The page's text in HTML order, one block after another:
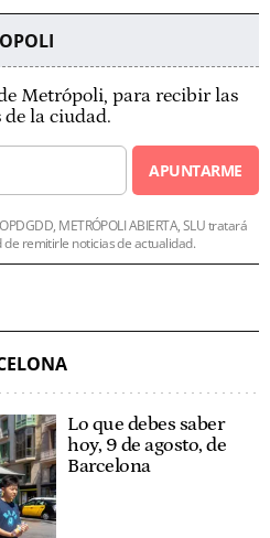
Metrópoli, para recibir las
la ciudad.
APUNTARME
METRÓPOLI ABIERTA, SLU tratará
remitirle noticias de actualidad.
Lo que debes saber
hoy, 9 de agosto, de
Barcelona